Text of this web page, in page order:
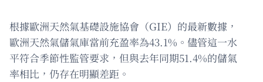
根據歐洲天然氣基礎設施協會（GIE）的最新數據，
歐洲天然氣儲氣庫當前充盈率為43.1%。儘管這一水
平符合季節性監管要求，但與去年同期51.4%的儲氣
率相比，仍存在明顯差距。